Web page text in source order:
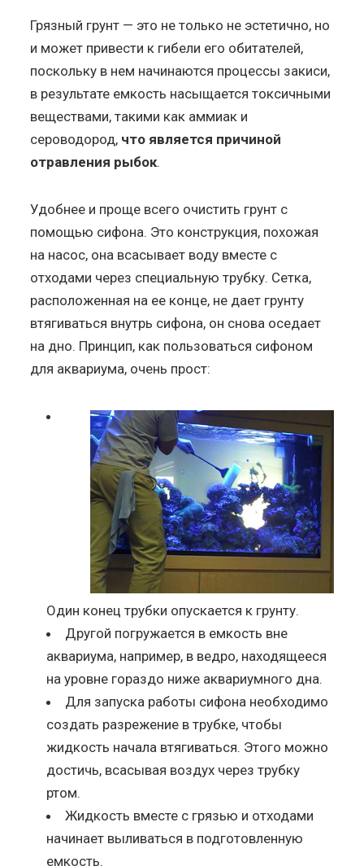
Грязный грунт — это не только не эстетично, но
и может привести к гибели его обитателей,
поскольку в нем начинаются процессы закиси,
в результате емкость насыщается токсичными
веществами, такими как аммиак и
сероводород, что является причиной
отравления рыбок.
Удобнее и проще всего очистить грунт с
помощью сифона. Это конструкция, похожая
на насос, она всасывает воду вместе с
отходами через специальную трубку. Сетка,
расположенная на ее конце, не дает грунту
втягиваться внутрь сифона, он снова оседает
на дно. Принцип, как пользоваться сифоном
для аквариума, очень прост:
Один конец трубки опускается к грунту.
Другой погружается в емкость вне
аквариума, например, в ведро, находящееся
на уровне гораздо ниже аквариумного дна.
Для запуска работы сифона необходимо
создать разрежение в трубке, чтобы
жидкость начала втягиваться. Этого можно
достичь, всасывая воздух через трубку
ртом.
Жидкость вместе с грязью и отходами
начинает выливаться в подготовленную
емкость.